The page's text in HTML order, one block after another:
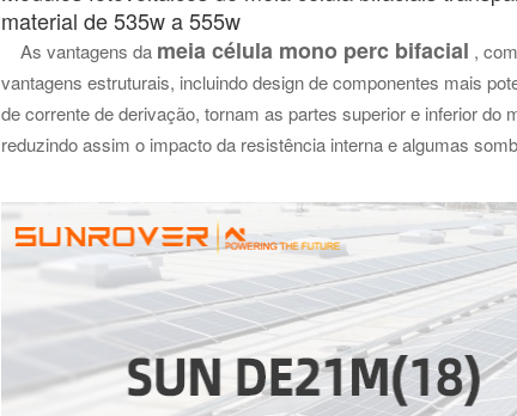
material de 535w a 555w
As vantagens da meia célula mono perc bifacial ,
vantagens estruturais, incluindo design de componentes mais
de corrente de derivação, tornam as partes superior e inferior
reduzindo assim o impacto da resistência interna e algumas